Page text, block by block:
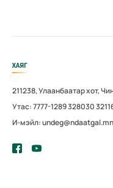
ХАЯГ
211238, Улаанбаатар хот,
Утас: 7777-1289 328030
И-мэйл: undeg@ndaatgal.mn